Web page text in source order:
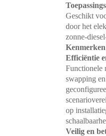
Geschikt
door het
zonne-
Kenmerken
Efficiëntie
Functionele
swapping
op
Veilig en